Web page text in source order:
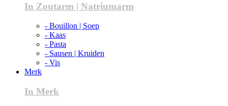
In Zoutarm | Natriumarm
- Bouillon | Soep
- Kaas
- Pasta
- Sausen | Kruiden
- Vis
Merk
In Merk